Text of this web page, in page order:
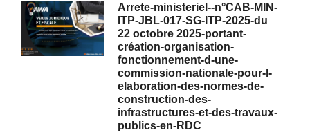
Arrete-ministeriel--n°CAB-MIN-
ITP-JBL-017-SG-ITP-2025-du
22 octobre 2025-portant-
création-organisation-
fonctionnement-d-une-
commission-nationale-pour-l-
elaboration-des-normes-de-
construction-des-
infrastructures-et-des-travaux-
publics-en-RDC